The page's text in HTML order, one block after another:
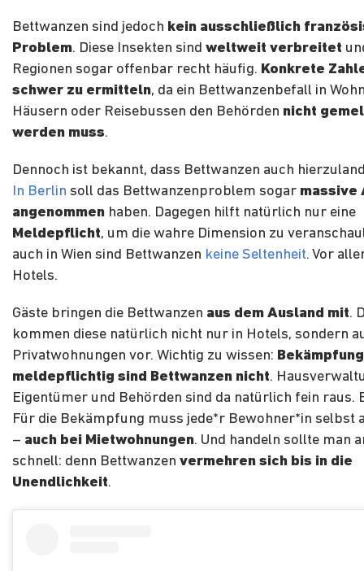
Bettwanzen sind jedoch kein ausschließlich
Problem. Diese Insekten sind weltweit verbreitet
Regionen sogar offenbar recht häufig. Konkrete
schwer zu ermitteln, da ein Bettwanzenbefall in
Häusern oder Reisebussen den Behörden nicht
werden muss.
Dennoch ist bekannt, dass Bettwanzen auch
In Berlin soll das Bettwanzenproblem sogar massive
angenommen haben. Dagegen hilft natürlich nur eine
Meldepflicht, um die wahre Dimension zu
auch in Wien sind Bettwanzen keine Seltenheit. Vor
Hotels.
Gäste bringen die Bettwanzen aus dem Ausland mit.
kommen diese natürlich nicht nur in Hotels, sondern
Privatwohnungen vor. Wichtig zu wissen:
meldepflichtig sind Bettwanzen nicht.
Eigentümer und Behörden sind da natürlich fein raus.
Für die Bekämpfung muss jede*r Bewohner*in selbst
– auch bei Mietwohnungen. Und handeln sollte man
schnell: denn Bettwanzen vermehren sich bis in die
Unendlichkeit.